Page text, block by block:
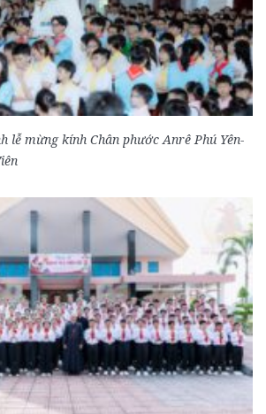
lễ mừng kính Chân phước Anrê Phú Yên-